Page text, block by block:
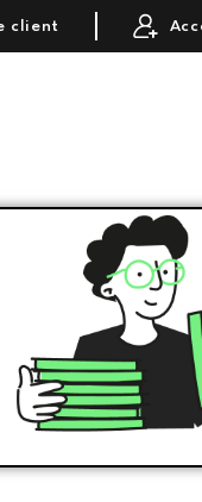
client